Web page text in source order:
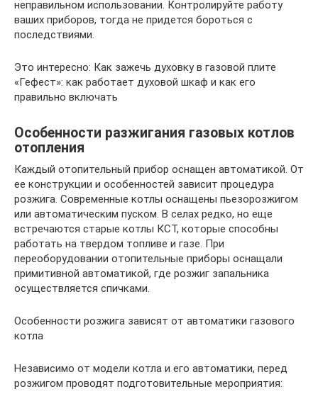
неправильном использовании. Контролируйте работу
ваших приборов, тогда не придется бороться с
последствиями.
Это интересно: Как зажечь духовку в газовой плите
«Гефест»: как работает духовой шкаф и как его
правильно включать
Особенности разжигания газовых котлов
отопления
Каждый отопительный прибор оснащен автоматикой. От
ее конструкции и особенностей зависит процедура
розжига. Современные котлы оснащены пьезорозжигом
или автоматическим пуском. В селах редко, но еще
встречаются старые котлы КСТ, которые способны
работать на твердом топливе и газе. При
переоборудовании отопительные приборы оснащали
примитивной автоматикой, где розжиг запальника
осуществляется спичками.
Особенности розжига зависят от автоматики газового
котла
Независимо от модели котла и его автоматики, перед
розжигом проводят подготовительные мероприятия: